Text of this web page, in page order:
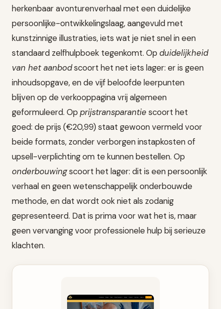
herkenbaar avonturenverhaal met een duidelijke
persoonlijke-ontwikkelingslaag, aangevuld met
kunstzinnige illustraties, iets wat je niet snel in een
standaard zelfhulpboek tegenkomt. Op duidelijkheid
van het aanbodscoort het net iets lager: er is geen
inhoudsopgave, en de vijf beloofde leerpunten
blijven op de verkooppagina vrij algemeen
geformuleerd. Op prijstransparantie scoort het
goed: de prijs (€20,99) staat gewoon vermeld voor
beide formats, zonder verborgen instapkosten of
upsell-verplichting om te kunnen bestellen. Op
onderbouwingscoort het lager: dit is een persoonlijk
verhaal en geen wetenschappelijk onderbouwde
methode, en dat wordt ook niet als zodanig
gepresenteerd. Dat is prima voor wat het is, maar
geen vervanging voor professionele hulp bij serieuze
klachten.